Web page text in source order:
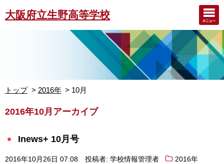
大阪府立生野高等学校
トップ 2016年 10月
2016年10月アーカイブ
Inews+ 10月号
2016年10月26日 07:08 投稿者: 学校情報管理者 2016年